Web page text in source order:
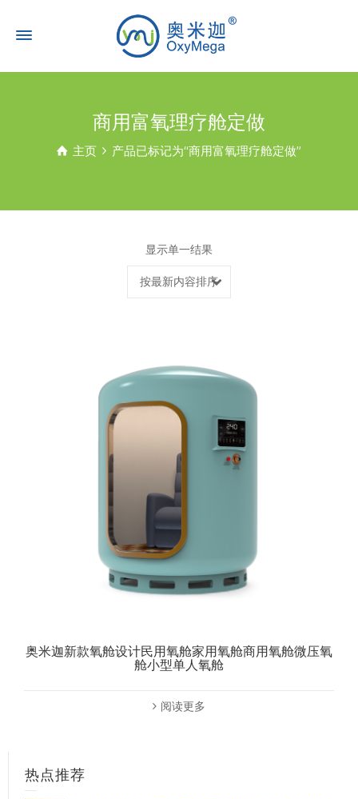
商用富氧理疗舱定做
主页 产品已标记为“商用富氧理疗舱定做”
显示单一结果
按最新内容排序
奥米迦新款氧舱设计民用氧舱家用氧舱商用氧舱微压氧
舱小型单人氧舱
阅读更多
热点推荐